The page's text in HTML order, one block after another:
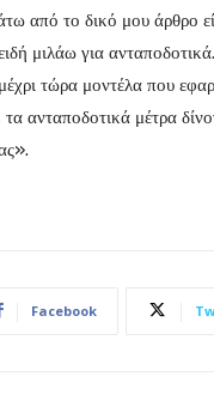
από το δικό μου άρθρο
μιλάω για
τώρα μοντέλα που
ανταποδοτικά μέτρα
Facebook